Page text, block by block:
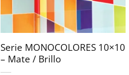
Serie MONOCOLORES 10×10
– Mate / Brillo